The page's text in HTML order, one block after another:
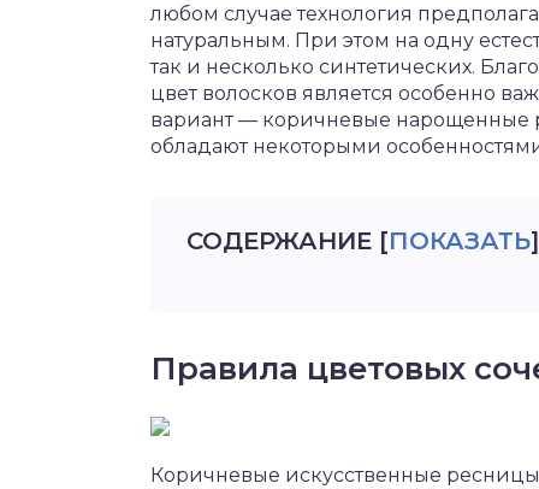
любом случае технология
натуральным. При этом на одну
так и несколько синтетических.
цвет волосков является особенно
вариант — коричневые
обладают некоторыми
СОДЕРЖАНИЕ [ПОКАЗАТЬ]
Правила цветовых
Коричневые искусственные ресницы